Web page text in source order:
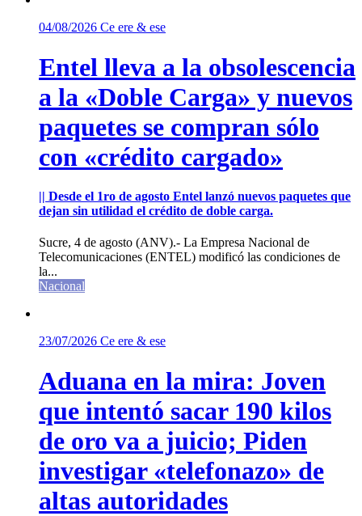
04/08/2026 Ce ere & ese
Entel lleva a la obsolescencia
a la «Doble Carga» y nuevos
paquetes se compran sólo
con «crédito cargado»
|| Desde el 1ro de agosto Entel lanzó nuevos paquetes que
dejan sin utilidad el crédito de doble carga.
Sucre, 4 de agosto (ANV).- La Empresa Nacional de
Telecomunicaciones (ENTEL) modificó las condiciones de
la...
Nacional
23/07/2026 Ce ere & ese
Aduana en la mira: Joven
que intentó sacar 190 kilos
de oro va a juicio; Piden
investigar «telefonazo» de
altas autoridades